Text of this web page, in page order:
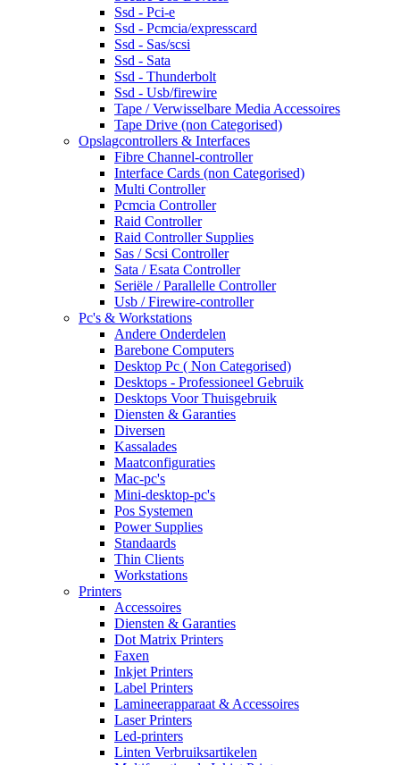
Ssd - Pci-e
Ssd - Pcmcia/expresscard
Ssd - Sas/scsi
Ssd - Sata
Ssd - Thunderbolt
Ssd - Usb/firewire
Tape / Verwisselbare Media Accessoires
Tape Drive (non Categorised)
Opslagcontrollers & Interfaces
Fibre Channel-controller
Interface Cards (non Categorised)
Multi Controller
Pcmcia Controller
Raid Controller
Raid Controller Supplies
Sas / Scsi Controller
Sata / Esata Controller
Seriële / Parallelle Controller
Usb / Firewire-controller
Pc's & Workstations
Andere Onderdelen
Barebone Computers
Desktop Pc ( Non Categorised)
Desktops - Professioneel Gebruik
Desktops Voor Thuisgebruik
Diensten & Garanties
Diversen
Kassalades
Maatconfiguraties
Mac-pc's
Mini-desktop-pc's
Pos Systemen
Power Supplies
Standaards
Thin Clients
Workstations
Printers
Accessoires
Diensten & Garanties
Dot Matrix Printers
Faxen
Inkjet Printers
Label Printers
Lamineerapparaat & Accessoires
Laser Printers
Led-printers
Linten Verbruiksartikelen